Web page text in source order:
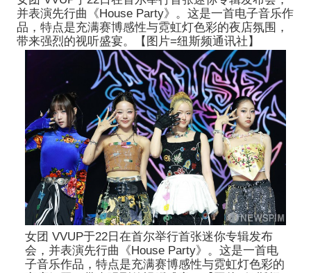
并表演先行曲《House Party》。这是一首电子音乐作
品，特点是充满赛博感性与霓虹灯色彩的夜店氛围，
带来强烈的视听盛宴。【图片=纽斯频通讯社】
女团 VVUP于22日在首尔举行首张迷你专辑发布
会，并表演先行曲《House Party》。这是一首电
子音乐作品，特点是充满赛博感性与霓虹灯色彩的